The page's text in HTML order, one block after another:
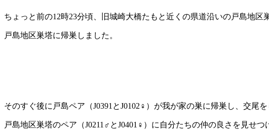
ちょっと前の12時23分頃、旧城崎大橋たもと近くの県道沿いの戸島地区
戸島地区巣塔に帰巣しました。
そのすぐ後に戸島ペア（J0391とJ0102♀）が我が家の巣に帰巣し、交尾を
戸島地区巣塔のペア（J0211♂とJ0401♀）に自分たちの仲の良さを見せつ